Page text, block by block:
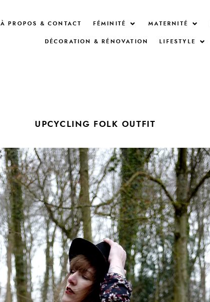
À PROPOS & CONTACT FÉMINITÉ MATERNITÉ
DÉCORATION & RÉNOVATION LIFESTYLE
UPCYCLING FOLK OUTFIT